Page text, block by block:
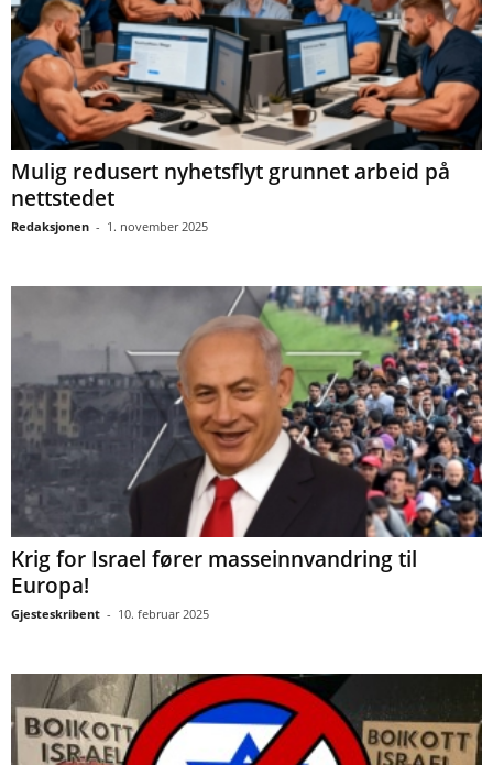
Mulig redusert nyhetsflyt grunnet arbeid på
nettstedet
Redaksjonen - 1. november 2025
Krig for Israel fører masseinnvandring til
Europa!
Gjesteskribent - 10. februar 2025